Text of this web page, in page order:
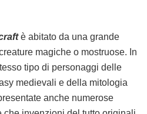
è abitato da una grande
magiche o mostruose. In
tipo di personaggi delle
medievali e della mitologia
anche numerose